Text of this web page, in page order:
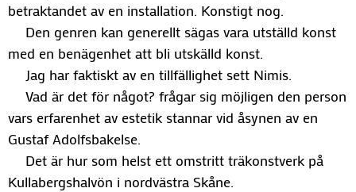
betraktandet av en installation. Konstigt nog.
Den genren kan generellt sägas vara utställd konst
med en benägenhet att bli utskälld konst.
Jag har faktiskt av en tillfällighet sett Nimis.
Vad är det för något? frågar sig möjligen den person
vars erfarenhet av estetik stannar vid åsynen av en
Gustaf Adolfsbakelse.
Det är hur som helst ett omstritt träkonstverk på
Kullabergshalvön i nordvästra Skåne.